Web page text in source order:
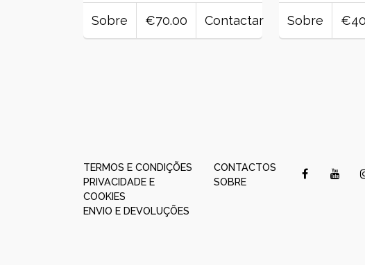
Sobre €70.00 Contactar Sobre
TERMOS E CONDIÇÕES
PRIVACIDADE E
COOKIES
ENVIO E DEVOLUÇÕES
CONTACTOS
SOBRE